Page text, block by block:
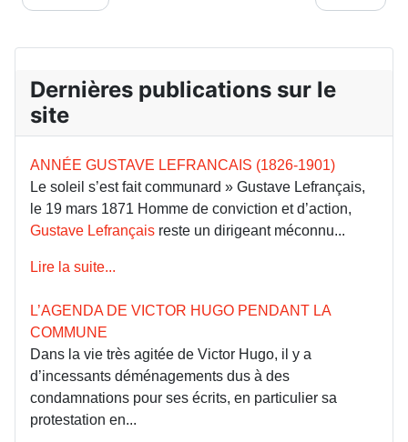
Dernières publications sur le
site
ANNÉE GUSTAVE LEFRANCAIS (1826-1901)
Le soleil s’est fait communard » Gustave Lefrançais,
le 19 mars 1871 Homme de conviction et d’action,
Gustave Lefrançais reste un dirigeant méconnu...
Lire la suite...
L’AGENDA DE VICTOR HUGO PENDANT LA
COMMUNE
Dans la vie très agitée de Victor Hugo, il y a
d’incessants déménagements dus à des
condamnations pour ses écrits, en particulier sa
protestation en...